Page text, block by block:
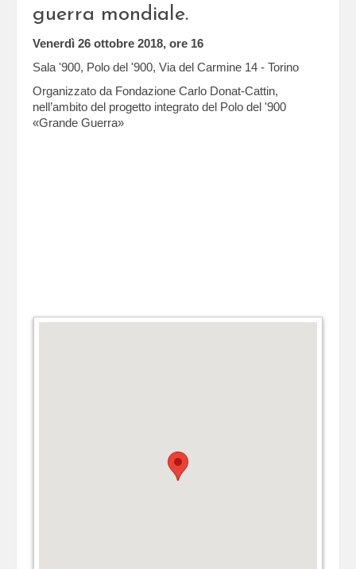
guerra mondiale.
Venerdì 26 ottobre 2018, ore 16
Sala '900, Polo del '900, Via del Carmine 14 - Torino
Organizzato da Fondazione Carlo Donat-Cattin,
nell’ambito del progetto integrato del Polo del '900
«Grande Guerra»